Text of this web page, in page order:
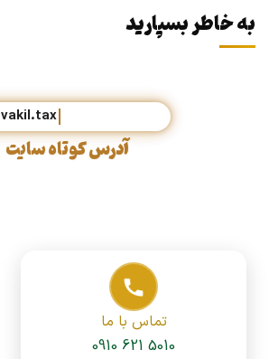
به خاطر بسپارید
vakil.tax
آدرس کوتاه سایت
تماس با ما
0910 621 5010